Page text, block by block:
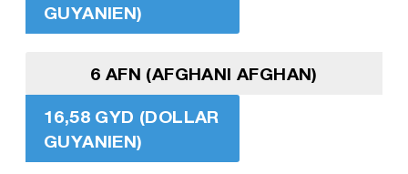
GUYANIEN)
6 AFN (AFGHANI AFGHAN)
16,58 GYD (DOLLAR
GUYANIEN)